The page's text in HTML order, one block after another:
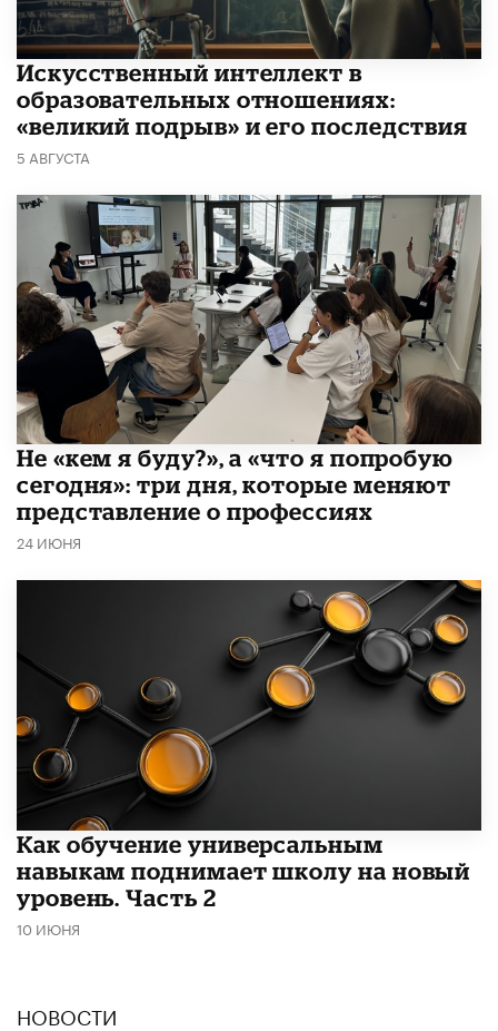
​Искусственный интеллект в
образовательных отношениях:
«великий подрыв» и его последствия
5 АВГУСТА
Не «кем я буду?», а «что я попробую
сегодня»: три дня, которые меняют
представление о профессиях
24 ИЮНЯ
​Как обучение универсальным
навыкам поднимает школу на новый
уровень. Часть 2
10 ИЮНЯ
НОВОСТИ